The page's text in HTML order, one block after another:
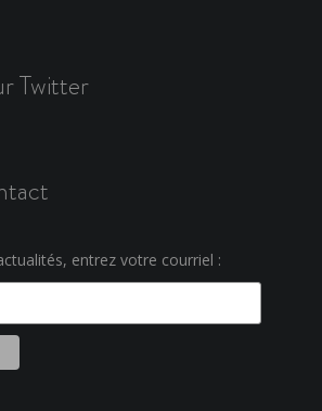
Twitter
entrez votre courriel :